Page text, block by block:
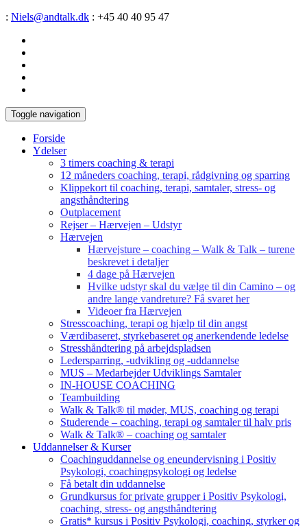
: Niels@andtalk.dk : +45 40 40 95 47
Toggle navigation
Forside
Ydelser
3 timers coaching & terapi
12 måneders coaching, terapi, rådgivning og sparring
Klippekort til coaching, terapi, samtaler, stress- og
angsthåndtering
Outplacement
Rejser – Hærvejen – Udstyr
Hærvejen
Hærvejsture – coaching – Walk & Talk – turene
beskrevet i detaljer
4 dage på Hærvejen
Hvilke udstyr skal du vælge til din Camino – og
andre lange vandreture? Få svaret her
Videoer fra Hærvejen
Stresscoaching, terapi og hjælp til din angst
Værdibaseret, styrkebaseret og anerkendende ledelse
Stresshåndtering på arbejdspladsen
Ledersparring, -udvikling og -uddannelse
MUS – Medarbejder Udviklings Samtaler
IN-HOUSE COACHING
Teambuilding
Walk & Talk® til møder, MUS, coaching og terapi
Studerende – coaching, terapi og samtaler til halv pris
Walk & Talk® – coaching og samtaler
Uddannelser & Kurser
Coachinguddannelse og eneundervisning i Positiv
Psykologi, coachingpsykologi og ledelse
Få betalt din uddannelse
Grundkursus for private grupper i Positiv Psykologi,
coaching, stress- og angsthåndtering
Gratis* kursus i Positiv Psykologi, coaching, styrker og